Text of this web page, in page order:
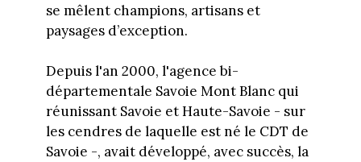
se mêlent champions, artisans et
paysages d’exception.
Depuis l'an 2000, l'agence bi-
départementale Savoie Mont Blanc qui
réunissant Savoie et Haute-Savoie - sur
les cendres de laquelle est né le CDT de
Savoie -, avait développé, avec succès, la